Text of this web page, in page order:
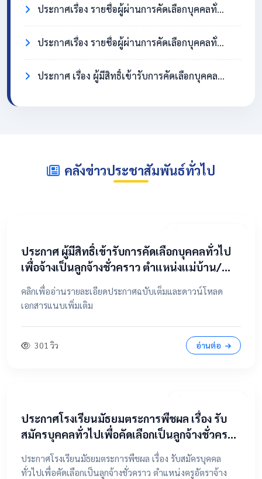
ประกาศเรื่อง รายชื่อผู้ผ่านการคัดเลือกบุคคลทั่วไปเพื่อจ้างเป็นลูกจ้างชั่วคราว ตำแหน่งครูอัตราจ้าง วิชาเอกภาษาอังกฤษ
ประกาศเรื่อง รายชื่อผู้ผ่านการคัดเลือกบุคคลทั่วไปเพื่อจ้างเป็นลูกจ้างชั่วคราว ตำแหน่ง แม่บ้าน/นักการภารโรง
ประกาศ เรื่อง ผู้มีสิทธิ์เข้ารับการคัดเลือกบุคคลทั่วไปเพื่อจ้างเป็นลูกจ้างชั่วคราว ตำแหน่งครูอัตราจ้าง วิชาเอกภาษาอังกฤษ
คลังข่าวประชาสัมพันธ์ทั่วไป
​ประกาศ ผู้มีสิทธิ์เข้ารับการคัดเลือกบุคคลทั่วไป
เพื่อจ้างเป็นลูกจ้างชั่วคราว ตำแหน่งแม่บ้าน/
นักการภารโรง
คลิกเพื่ออ่านรายละเอียดประกาศฉบับเต็มและดาวน์โหลด
เอกสารแนบเพิ่มเติม
301 วิว อ่านต่อ
ประกาศโรงเรียนมัธยมตระการพืชผล เรื่อง รับ
สมัครบุคคลทั่วไปเพื่อคัดเลือกเป็นลูกจ้างชั่วคราว
ตำแหน่งครูอัตราจ้าง วิชาเอกภาษาอังกฤษ และ
ตำแหน่งแม่บ้าน / นักการภารโรง
ประกาศโรงเรียนมัธยมตระการพืชผล เรื่อง รับสมัครบุคคล
ทั่วไปเพื่อคัดเลือกเป็นลูกจ้างชั่วคราว ตำแหน่งครูอัตราจ้าง